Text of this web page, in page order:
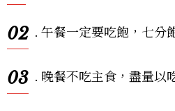
02 . 午餐一定要吃飽，七分
03 . 晚餐不吃主食，盡量以